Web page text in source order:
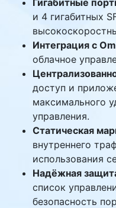
Гигабитные
и 4 гигабитных
Интеграция с
облачное
доступ и
максимального
управления.
Статическая
внутреннего
использования
Надёжная
список
безопасность